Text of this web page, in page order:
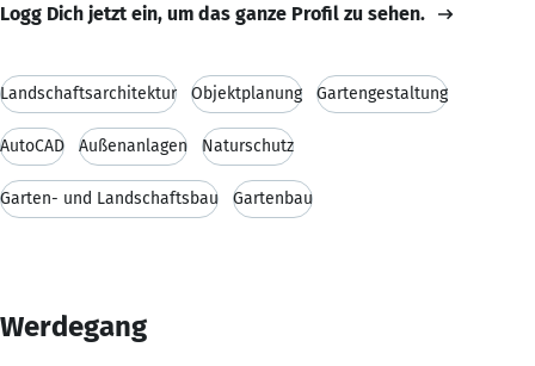
Logg Dich jetzt ein, um das ganze Profil zu sehen.
Landschaftsarchitektur Objektplanung Gartengestaltung
AutoCAD Außenanlagen Naturschutz
Garten- und Landschaftsbau Gartenbau
Werdegang